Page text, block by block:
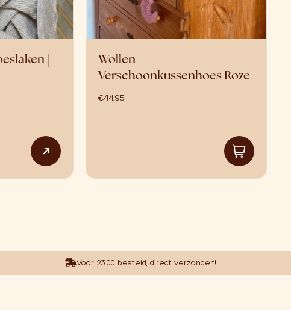
|
Dit product heeft meerdere variaties. Deze optie
Wollen
Verschoonkussenhoes Roze
€44,95
Voor 23:00 besteld, direct verzonden!